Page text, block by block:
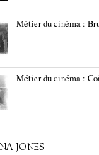
Métier du cinéma :
Métier du cinéma :
JONES